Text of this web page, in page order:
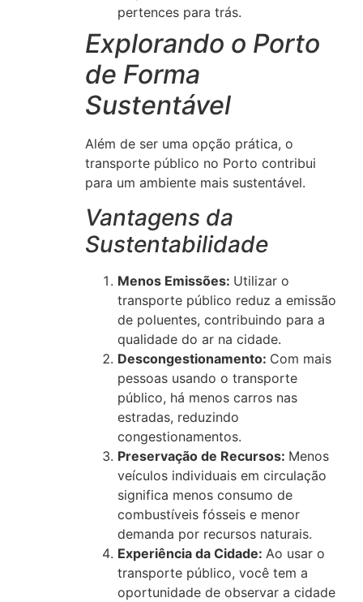
pertences para trás.
Explorando o Porto
de Forma
Sustentável
Além de ser uma opção prática, o
transporte público no Porto contribui
para um ambiente mais sustentável.
Vantagens da
Sustentabilidade
Menos Emissões: Utilizar o
transporte público reduz a emissão
de poluentes, contribuindo para a
qualidade do ar na cidade.
Descongestionamento: Com mais
pessoas usando o transporte
público, há menos carros nas
estradas, reduzindo
congestionamentos.
Preservação de Recursos: Menos
veículos individuais em circulação
significa menos consumo de
combustíveis fósseis e menor
demanda por recursos naturais.
Experiência da Cidade: Ao usar o
transporte público, você tem a
oportunidade de observar a cidade